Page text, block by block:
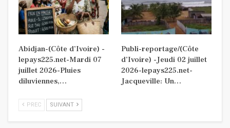
Abidjan-(Côte d’Ivoire) -
lepays225.net-Mardi 07
juillet 2026-Pluies
diluviennes,…
Publi-reportage/(Côte
d’Ivoire) -Jeudi 02 juillet
2026-lepays225.net-
Jacqueville: Un…
PREC SUIVANT